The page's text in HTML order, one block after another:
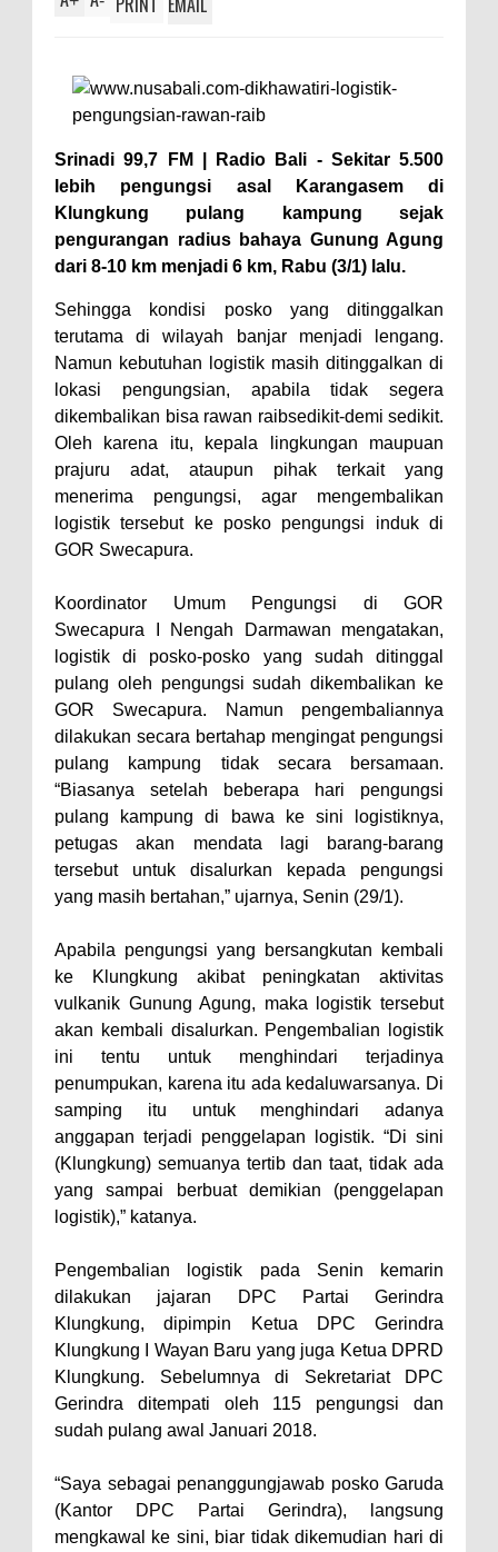
Srinadi 99,7 FM | Radio Bali - Sekitar 5.500
lebih pengungsi asal Karangasem di
Klungkung pulang kampung sejak
pengurangan radius bahaya Gunung Agung
dari 8-10 km menjadi 6 km, Rabu (3/1) lalu.
Sehingga kondisi posko yang ditinggalkan
terutama di wilayah banjar menjadi lengang.
Namun kebutuhan logistik masih ditinggalkan di
lokasi pengungsian, apabila tidak segera
dikembalikan bisa rawan raibsedikit-demi sedikit.
Oleh karena itu, kepala lingkungan maupuan
prajuru adat, ataupun pihak terkait yang
menerima pengungsi, agar mengembalikan
logistik tersebut ke posko pengungsi induk di
GOR Swecapura.
Koordinator Umum Pengungsi di GOR
Swecapura I Nengah Darmawan mengatakan,
logistik di posko-posko yang sudah ditinggal
pulang oleh pengungsi sudah dikembalikan ke
GOR Swecapura. Namun pengembaliannya
dilakukan secara bertahap mengingat pengungsi
pulang kampung tidak secara bersamaan.
“Biasanya setelah beberapa hari pengungsi
pulang kampung di bawa ke sini logistiknya,
petugas akan mendata lagi barang-barang
tersebut untuk disalurkan kepada pengungsi
yang masih bertahan,” ujarnya, Senin (29/1).
Apabila pengungsi yang bersangkutan kembali
ke Klungkung akibat peningkatan aktivitas
vulkanik Gunung Agung, maka logistik tersebut
akan kembali disalurkan. Pengembalian logistik
ini tentu untuk menghindari terjadinya
penumpukan, karena itu ada kedaluwarsanya. Di
samping itu untuk menghindari adanya
anggapan terjadi penggelapan logistik. “Di sini
(Klungkung) semuanya tertib dan taat, tidak ada
yang sampai berbuat demikian (penggelapan
logistik),” katanya.
Pengembalian logistik pada Senin kemarin
dilakukan jajaran DPC Partai Gerindra
Klungkung, dipimpin Ketua DPC Gerindra
Klungkung I Wayan Baru yang juga Ketua DPRD
Klungkung. Sebelumnya di Sekretariat DPC
Gerindra ditempati oleh 115 pengungsi dan
sudah pulang awal Januari 2018.
“Saya sebagai penanggungjawab posko Garuda
(Kantor DPC Partai Gerindra), langsung
mengkawal ke sini, biar tidak dikemudian hari di